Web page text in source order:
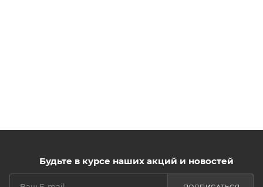
Будьте в курсе наших акций и новостей